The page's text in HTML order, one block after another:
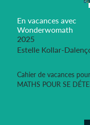
En vacances avec
Wonderwomath
2025
Estelle Kollar-
Cahier de vacances
MATHS POUR SE